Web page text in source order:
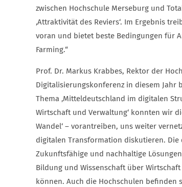
zwischen Hochschule Merseburg und
‚Attraktivität des Reviers‘. Im Ergebnis
voran und bietet beste Bedingungen für
Farming.“
Prof. Dr. Markus Krabbes, Rektor der
Digitalisierungskonferenz in diesem Jahr
Thema ‚Mitteldeutschland im digitalen
Wirtschaft und Verwaltung‘ konnten wir
Wandel‘ – vorantreiben, uns weiter
digitalen Transformation diskutieren. Die
Zukunftsfähige und nachhaltige
Bildung und Wissenschaft über
können. Auch die Hochschulen